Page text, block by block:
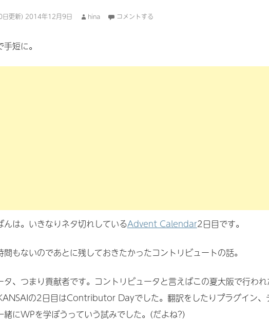
更新) 2014年12月9日 hina コメントする
短に。
んは。いきなりネタ切れしているAdvent Calendar2日目です。
もないのであとに残しておきたかったコントリビュートの話。
タ、つまり貢献者です。コントリビュータと言えばこの夏大阪で行わ
の2日目はContributor Dayでした。翻訳をしたりプラグイン、
緒にWPを学ぼうっていう試みでした。(だよね?)